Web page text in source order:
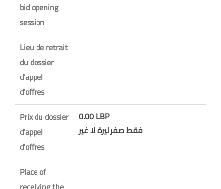
bid opening
session
Lieu de retrait
du dossier
d'appel
d'offres
Prix du dossier
d'appel
d'offres
0.00 LBP
فقط صفر ليرة لا غير
Place of